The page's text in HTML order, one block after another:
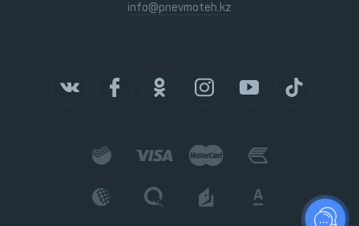
info@pnevmoteh.kz